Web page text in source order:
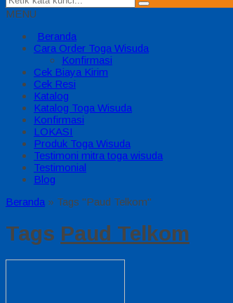
MENU
Beranda
Cara Order Toga Wisuda
Konfirmasi
Cek Biaya Kirim
Cek Resi
Katalog
Katalog Toga Wisuda
Konfirmasi
LOKASI
Produk Toga Wisuda
Testimoni mitra toga wisuda
Testimonial
Blog
Beranda » Tags "Paud Telkom"
Tags Paud Telkom